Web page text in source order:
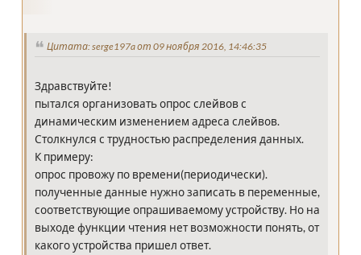
Цитата: serge197a от 09 ноября 2016, 14:46:35
Здравствуйте!
пытался организовать опрос слейвов с
динамическим изменением адреса слейвов.
Столкнулся с трудностью распределения данных.
К примеру:
опрос провожу по времени(периодически).
полученные данные нужно записать в переменные,
соответствующие опрашиваемому устройству. Но на
выходе функции чтения нет возможности понять, от
какого устройства пришел ответ.